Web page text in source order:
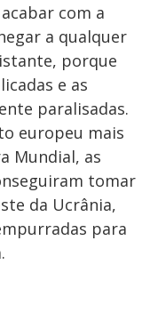
com a
a qualquer
porque
e as
paralisadas.
europeu mais
Mundial, as
tomar
da Ucrânia,
para